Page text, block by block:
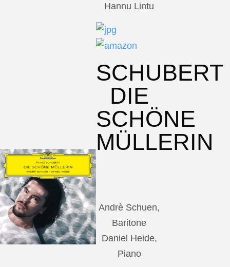
Hannu Lintu
SCHUBERT
DIE
SCHÖNE
MÜLLERIN
Andrè Schuen,
Baritone
Daniel Heide,
Piano